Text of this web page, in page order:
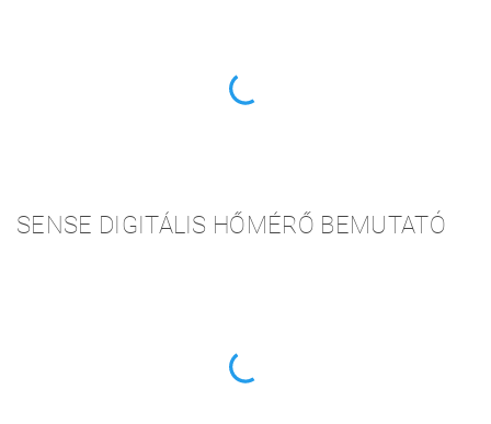
SENSE DIGITÁLIS HŐMÉRŐ BEMUTATÓ